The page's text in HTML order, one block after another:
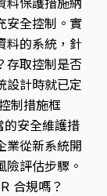
料保護措施納
安全控制。實
料的系統，針
存取控制是否
設計時就已定
制措施框
安全維護措
業從新系統開
評估步驟。
合規嗎？